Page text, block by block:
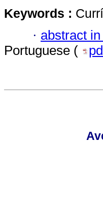
Keywords :
· abstract
Portuguese (